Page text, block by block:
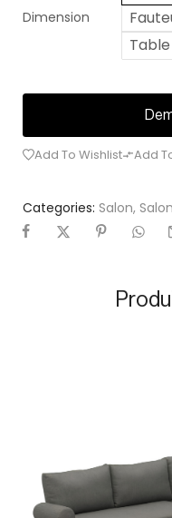
Dimension
Table
Add To Wishlist Add
Categories: Salon,